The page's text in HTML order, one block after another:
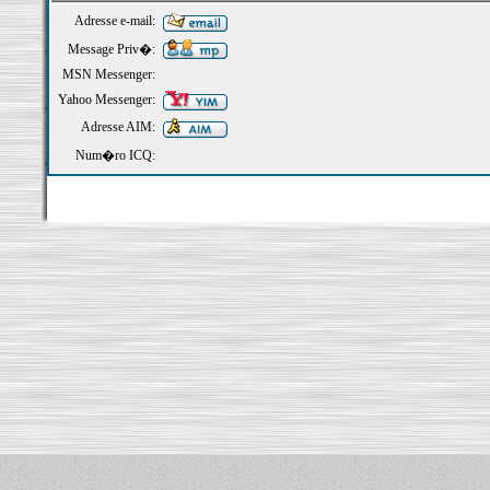
Adresse e-mail:
Message Priv�:
MSN Messenger:
Yahoo Messenger:
Adresse AIM:
Num�ro ICQ: